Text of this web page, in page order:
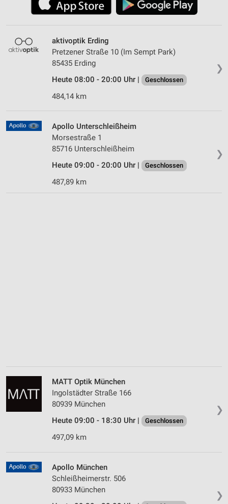
❯
aktivoptik Erding
Pretzener Straße 10 (Im Sempt Park)
85435 Erding
Heute 08:00 - 20:00 Uhr |
Geschlossen
484,14 km
❯
Apollo Unterschleißheim
Morsestraße 1
85716 Unterschleißheim
Heute 09:00 - 20:00 Uhr |
Geschlossen
487,89 km
❯
MATT Optik München
Ingolstädter Straße 166
80939 München
Heute 09:00 - 18:30 Uhr |
Geschlossen
497,09 km
❯
Apollo München
Schleißheimerstr. 506
80933 München